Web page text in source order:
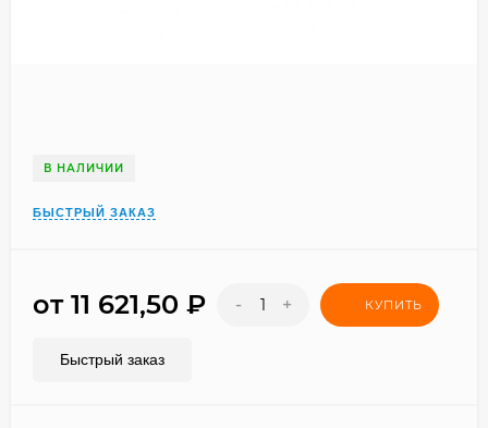
В НАЛИЧИИ
БЫСТРЫЙ ЗАКАЗ
от 11 621,50 ₽ - + КУПИТЬ
Быстрый заказ